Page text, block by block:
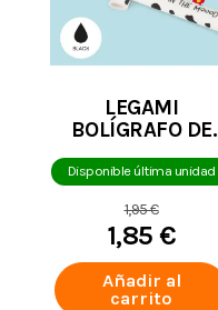
LEGAMI
BOLÍGRAFO DE
VACA
Disponible última unidad
1,95 €
1,85 €
Añadir al
carrito